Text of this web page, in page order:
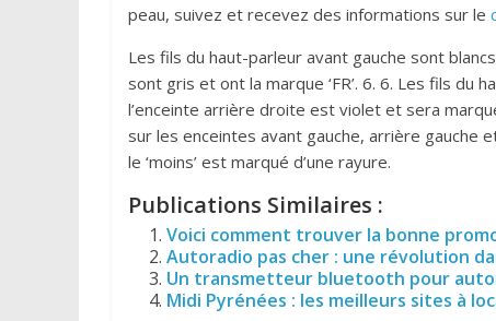
peau, suivez et recevez des informations sur le
Les fils du haut-parleur avant gauche sont
sont gris et ont la marque ‘FR’. 6. 6. Les fils du
l’enceinte arrière droite est violet et sera
sur les enceintes avant gauche, arrière gauche
le ‘moins’ est marqué d’une rayure.
Publications Similaires :
Voici comment trouver la bonne
Autoradio pas cher : une révolution
Un transmetteur bluetooth pour
Midi Pyrénées : les meilleurs sites à